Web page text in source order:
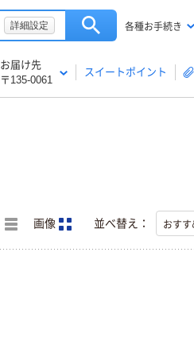
詳細設定 各種お手続き
お届け先
〒135-0061
スイートポイント
画像 並べ替え：